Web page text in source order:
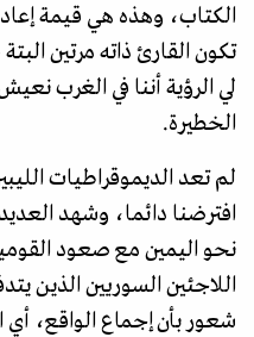
الكتاب، وهذه هي قيمة
تكون القارئ ذاته مرتين
لي الرؤية أننا في الغرب
الخطيرة.
لم تعد الديموقراطيات
افترضنا دائما، وشهد
نحو اليمين مع صعود
اللاجئين السوريين الذين
شعور بأن إجماع الواقع، أي